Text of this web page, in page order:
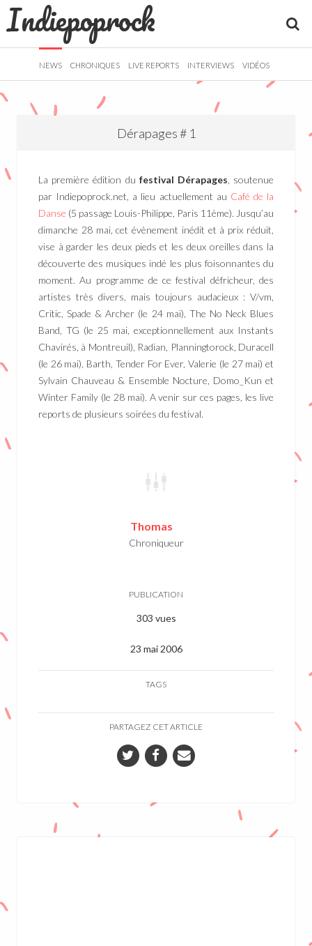
Indiepoprock
NEWS CHRONIQUES LIVE REPORTS INTERVIEWS VIDÉOS
Dérapages # 1
La première édition du festival Dérapages , soutenue
par Indiepoprock.net, a lieu actuellement au Café de la
Danse (5 passage Louis-Philippe, Paris 11ème). Jusqu’au
dimanche 28 mai, cet évènement inédit et à prix réduit,
vise à garder les deux pieds et les deux oreilles dans la
découverte des musiques indé les plus foisonnantes du
moment. Au programme de ce festival défricheur, des
artistes très divers, mais toujours audacieux : V/vm,
Critic, Spade & Archer (le 24 mai), The No Neck Blues
Band, TG (le 25 mai, exceptionnellement aux Instants
Chavirés, à Montreuil), Radian, Planningtorock, Duracell
(le 26 mai), Barth, Tender For Ever, Valerie (le 27 mai) et
Sylvain Chauveau & Ensemble Nocture, Domo_Kun et
Winter Family (le 28 mai). A venir sur ces pages, les live
reports de plusieurs soirées du festival.
Thomas
Chroniqueur
PUBLICATION
303 vues
23 mai 2006
TAGS
PARTAGEZ CET ARTICLE